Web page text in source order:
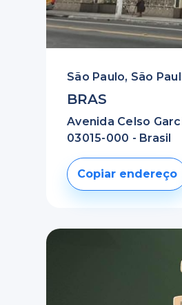
São Paulo, São
BRAS
Avenida Celso
03015-000 - Brasil
Copiar endereço